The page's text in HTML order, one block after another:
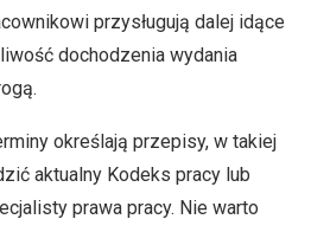
przysługują dalej idące
dochodzenia wydania
określają przepisy, w takiej
aktualny Kodeks pracy lub
prawa pracy. Nie warto